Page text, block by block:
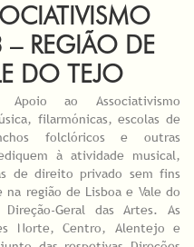
– REGIÃO DE
DO TEJO
O Apoio ao Associativismo
filarmónicas, escolas de
folclóricos e outras
à atividade musical,
de direito privado sem fins
região de Lisboa e Vale do
Geral das Artes. As
Norte, Centro, Alentejo e